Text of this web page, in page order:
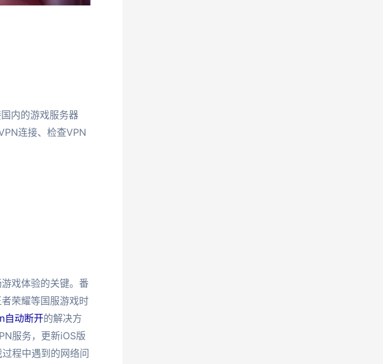
内的游戏服务器
连接、检查VPN
戏体验的关键。番
荣耀等国服游戏时
自动断开的解决方
服务，更新iOS版
程中遇到的网络问